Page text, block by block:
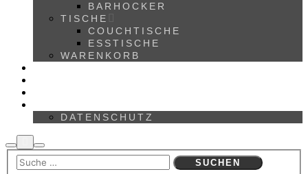
BARHOCKER
TISCHE
COUCHTISCHE
ESSTISCHE
WARENKORB
DATENSCHUTZ